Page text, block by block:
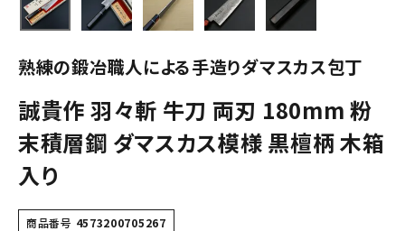
熟練の鍛冶職人による手造りダマスカス包丁
誠貴作 羽々斬 牛刀 両刃 180mm 粉
末積層鋼 ダマスカス模様 黒檀柄 木箱
入り
商品番号 4573200705267